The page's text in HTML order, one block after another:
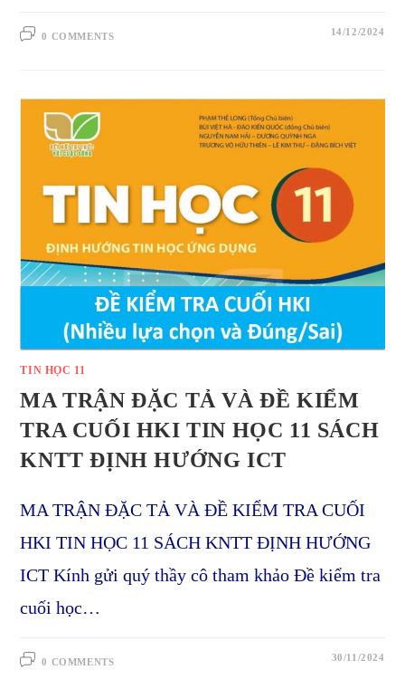
0 COMMENTS 14/12/2024
TIN HỌC 11
MA TRẬN ĐẶC TẢ VÀ ĐỀ KIỂM
TRA CUỐI HKI TIN HỌC 11 SÁCH
KNTT ĐỊNH HƯỚNG ICT
MA TRẬN ĐẶC TẢ VÀ ĐỀ KIỂM TRA CUỐI
HKI TIN HỌC 11 SÁCH KNTT ĐỊNH HƯỚNG
ICT Kính gửi quý thầy cô tham khảo Đề kiểm tra
cuối học…
0 COMMENTS 30/11/2024